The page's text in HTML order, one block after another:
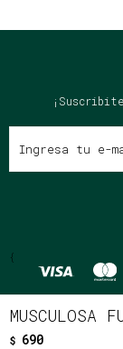
MUSCULOSA
$ 690
{